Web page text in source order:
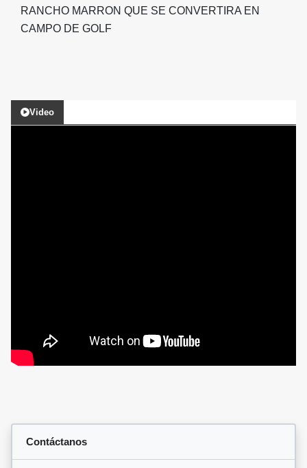
RANCHO MARRON QUE SE CONVERTIRA EN
CAMPO DE GOLF
Video
Contáctanos